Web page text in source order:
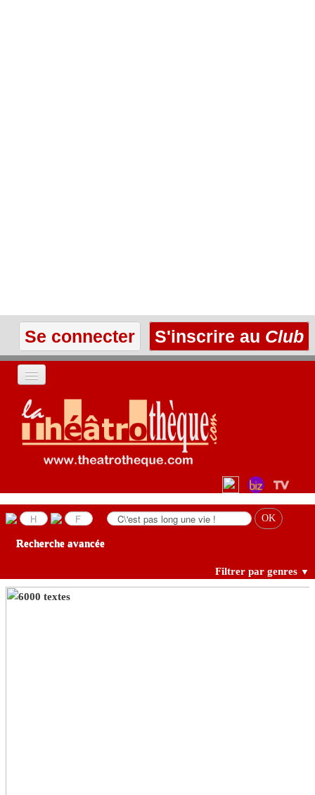
Se connecter S'inscrire au Club
ACCUEIL
LES TEXTES
LES ANNONCES
Recherche avancée
Filtrer par genres ▼